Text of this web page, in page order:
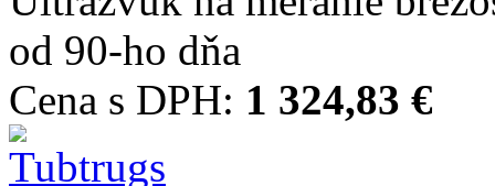
od 90-ho dňa
Cena s DPH: 1 324,83 €